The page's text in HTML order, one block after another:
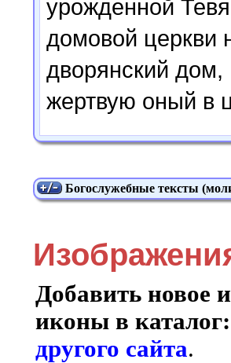
урожденной
домовой церкви
дворянский дом,
жертвую оный в
Богослужебные тексты
Добавить новое
иконы в
другого сайта.